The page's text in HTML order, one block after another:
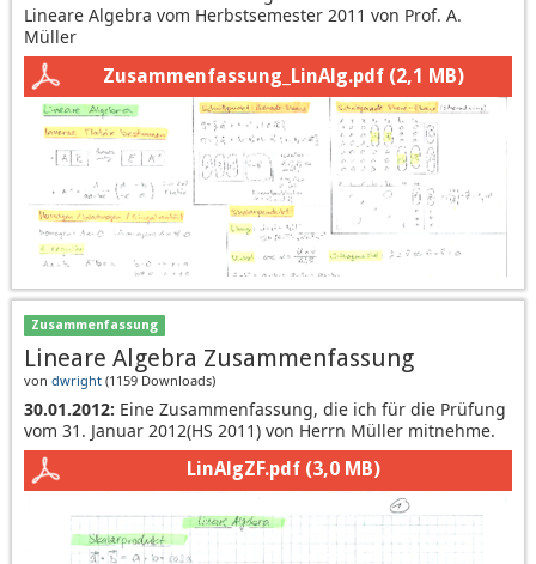
Lineare Algebra vom Herbstsemester 2011 von Prof. A.
Müller
Zusammenfassung_LinAlg.pdf (2,1 MB)
Zusammenfassung
Lineare Algebra Zusammenfassung
von dwright (1159 Downloads)
30.01.2012: Eine Zusammenfassung, die ich für die Prüfung
vom 31. Januar 2012(HS 2011) von Herrn Müller mitnehme.
LinAlgZF.pdf (3,0 MB)